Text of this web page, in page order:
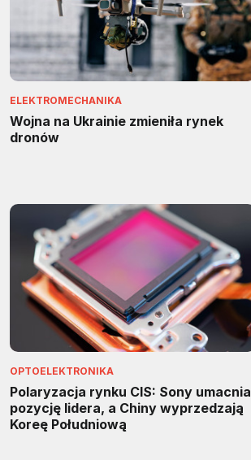
ELEKTROMECHANIKA
Wojna na Ukrainie zmieniła rynek
dronów
OPTOELEKTRONIKA
Polaryzacja rynku CIS: Sony umacnia
pozycję lidera, a Chiny wyprzedzają
Koreę Południową